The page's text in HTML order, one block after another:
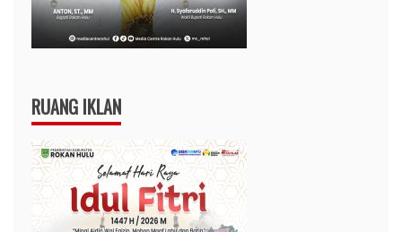
RUANG IKLAN